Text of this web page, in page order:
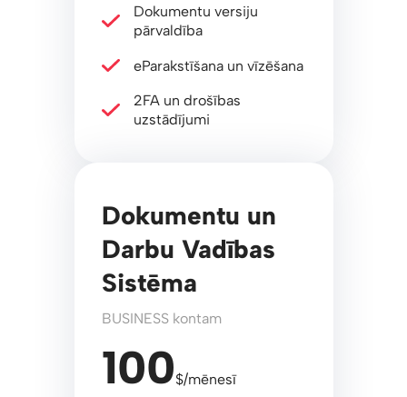
Dokumentu versiju
pārvaldība
eParakstīšana un vīzēšana
2FA un drošības
uzstādījumi
Dokumentu un
Darbu Vadības
Sistēma
BUSINESS kontam
100$/mēnesī